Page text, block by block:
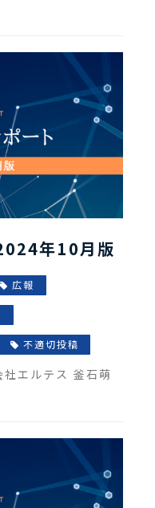
年10月版
広報
不適切投稿
エルテス 釜石萌